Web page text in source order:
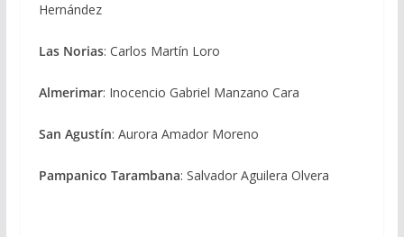
Hernández
Las Norias: Carlos Martín Loro
Almerimar: Inocencio Gabriel Manzano Cara
San Agustín: Aurora Amador Moreno
Pampanico Tarambana: Salvador Aguilera Olvera